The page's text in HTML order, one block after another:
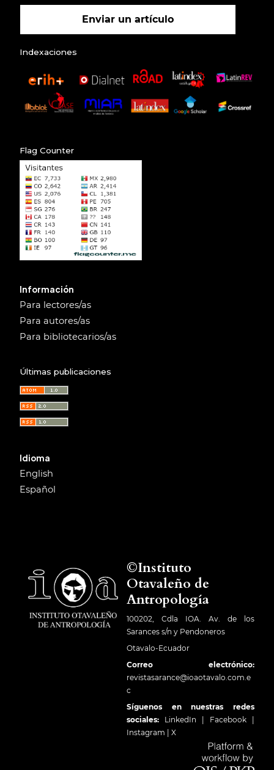
Enviar un artículo
Indexaciones
Flag Counter
Información
Para lectores/as
Para autores/as
Para bibliotecarios/as
Últimas publicaciones
Idioma
English
Español
©Instituto
Otavaleño de
Antropología
100202, Cdla IOA. Av. de los
Sarances s/n y Pendoneros
Otavalo-Ecuador
Correo electrónico:
revistasarance@ioaotavalo.com.e
c
Síguenos en nuestras redes
sociales: LinkedIn Facebook
Instagram
X